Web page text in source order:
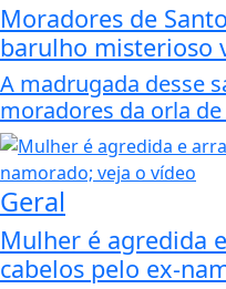
Moradores de
barulho misterioso
A madrugada desse
moradores da orla
Geral
Mulher é agredida
cabelos pelo ex-